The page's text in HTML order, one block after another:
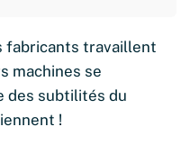
fabricants travaillent
machines se
des subtilités du
!